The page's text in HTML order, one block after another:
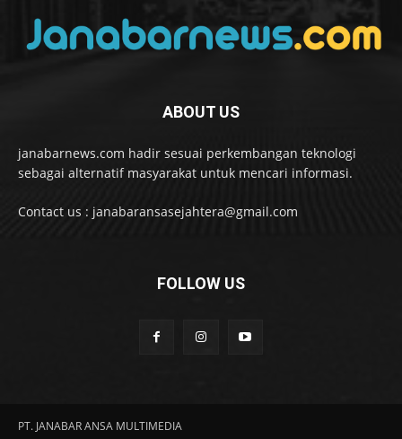
ABOUT US
janabarnews.com hadir sesuai perkembangan teknologi
sebagai alternatif masyarakat untuk mencari informasi.
Contact us : janabaransasejahtera@gmail.com
FOLLOW US
PT. JANABAR ANSA MULTIMEDIA